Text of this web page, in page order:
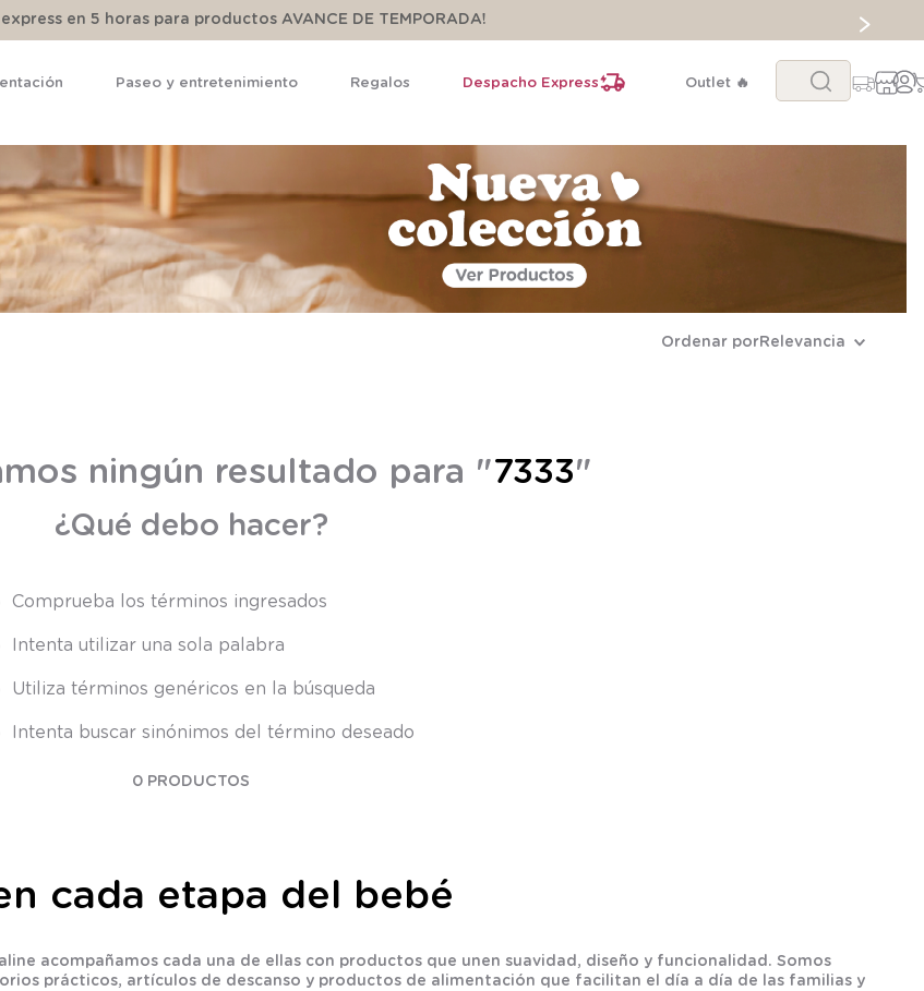
express en 5 horas para productos AVANCE DE TEMPORADA!
Paseo y entretenimiento Regalos Despacho Express Outlet 🔥
Buscar...
Ordenar porRelevancia
ningún resultado para "7333"
¿Qué debo hacer?
Comprueba los términos ingresados
Intenta utilizar una sola palabra
Utiliza términos genéricos en la búsqueda
Intenta buscar sinónimos del término deseado
0 PRODUCTOS
cada etapa del bebé
acompañamos cada una de ellas con productos que unen suavidad, diseño y funcionalidad. Somos
prácticos, artículos de descanso y productos de alimentación que facilitan el día a día de las familias y
TÉRMINOS MÁS BUSCADOS
1
2.
calcetines
3.
zapatillas
4
body
9.
saco
10
zapatillas niño